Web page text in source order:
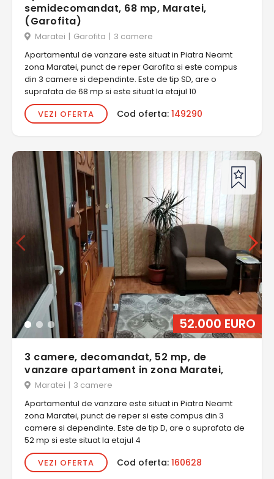
semidecomandat, 68 mp, Maratei,
(Garofita)
Maratei | Garofita | 3 camere
Apartamentul de vanzare este situat in Piatra Neamt
zona Maratei, punct de reper Garofita si este compus
din 3 camere si dependinte. Este de tip SD, are o
suprafata de 68 mp si este situat la etajul 10
VEZI OFERTA
Cod oferta: 149290
52.000 EURO
3 camere, decomandat, 52 mp, de
vanzare apartament in zona Maratei,
Maratei | 3 camere
Apartamentul de vanzare este situat in Piatra Neamt
zona Maratei, punct de reper si este compus din 3
camere si dependinte. Este de tip D, are o suprafata de
52 mp si este situat la etajul 4
VEZI OFERTA
Cod oferta: 160628